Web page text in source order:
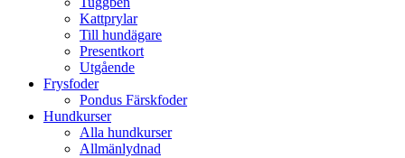
Kattprylar
Till hundägare
Presentkort
Utgående
Frysfoder
Pondus Färskfoder
Hundkurser
Alla hundkurser
Allmänlydnad